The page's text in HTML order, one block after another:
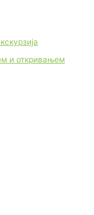
и откривањем